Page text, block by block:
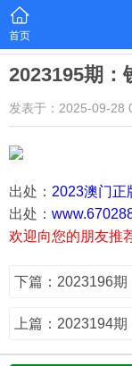
首页
2023195期：
发表于：2025-09-28
出处： 2023澳门正
出处：
欢迎向您的朋友推
下篇：2023196期
上篇：2023194